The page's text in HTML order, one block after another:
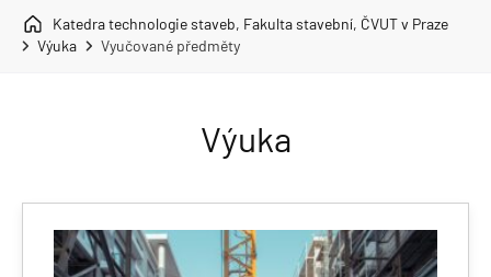
Katedra technologie staveb, Fakulta stavební, ČVUT v Praze
Výuka
Vyučované předměty
Výuka